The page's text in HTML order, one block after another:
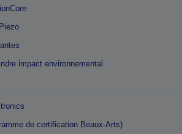
impact environnemental
de certification Beaux-Arts)